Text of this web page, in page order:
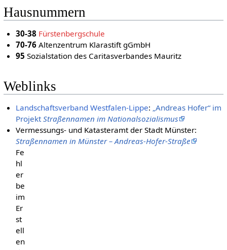
Hausnummern
30-38 Fürstenbergschule
70-76 Altenzentrum Klarastift gGmbH
95 Sozialstation des Caritasverbandes Mauritz
Weblinks
Landschaftsverband Westfalen-Lippe: „Andreas Hofer“ im
ProjektStraßennamen im Nationalsozialismus
Vermessungs- und Katasteramt der Stadt Münster:
Straßennamen in Münster – Andreas-Hofer-Straße
Fe
hl
er
be
im
Er
st
ell
en